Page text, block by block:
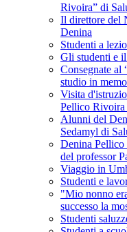
Rivoira” di
Il direttore del
Denina
Studenti a
Gli studenti e
Consegnate al
studio in
Visita
Pellico Rivoira
Alunni del
Sedamyl di
Denina Pellico
del professor
Viaggio in
Studenti e
"Mio nonno
successo la
Studenti